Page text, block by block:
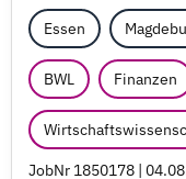
Essen
BWL Finanzen
JobNr 1850178 |